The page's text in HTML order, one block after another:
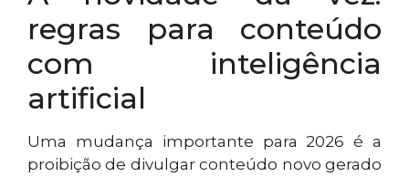
regras para conteúdo
com inteligência
artificial
Uma mudança importante para 2026 é a
proibição de divulgar conteúdo novo gerado